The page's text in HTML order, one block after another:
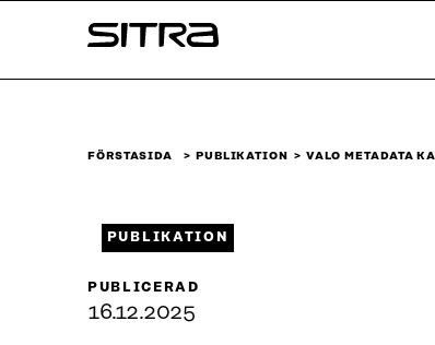
↓
Sitra
FÖRSTASIDA PUBLIKATION VALO METADATA
PUBLIKATION
PUBLICERAD
16.12.2025